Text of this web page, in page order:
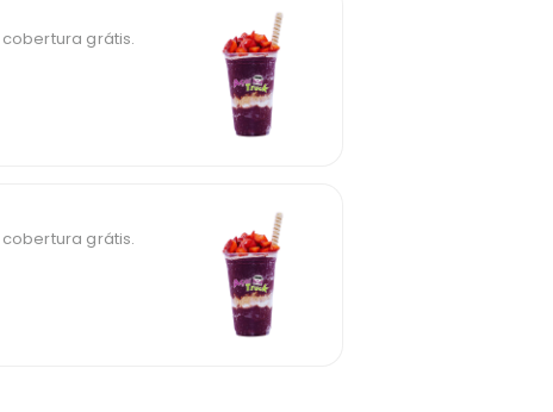
grátis.
grátis.